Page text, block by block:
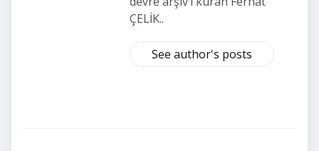
ÇELİK..
See author's posts